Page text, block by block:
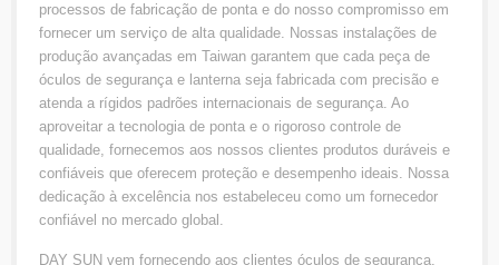
processos de fabricação de ponta e do nosso compromisso em
fornecer um serviço de alta qualidade. Nossas instalações de
produção avançadas em Taiwan garantem que cada peça de
óculos de segurança e lanterna seja fabricada com precisão e
atenda a rígidos padrões internacionais de segurança. Ao
aproveitar a tecnologia de ponta e o rigoroso controle de
qualidade, fornecemos aos nossos clientes produtos duráveis e
confiáveis que oferecem proteção e desempenho ideais. Nossa
dedicação à excelência nos estabeleceu como um fornecedor
confiável no mercado global.
DAY SUN vem fornecendo aos clientes óculos de segurança,